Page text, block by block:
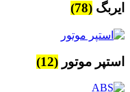
ایربگ (78)
استپر موتور (12)